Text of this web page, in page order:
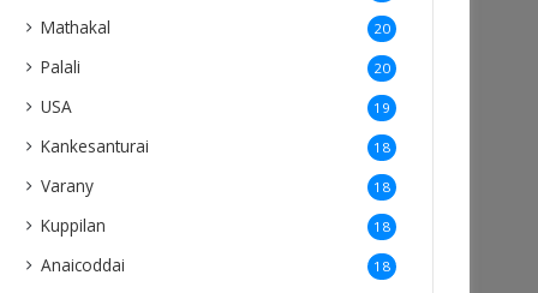
Mathakal 20
Palali 20
USA 19
Kankesanturai 18
Varany 18
Kuppilan 18
Anaicoddai 18